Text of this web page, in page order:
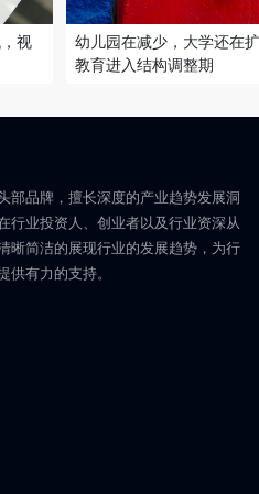
视
幼儿园在减少，大学还在
教育进入结构调整期
部品牌，擅长深度的产业趋势发展洞
行业投资人、创业者以及行业资深从
晰简洁的展现行业的发展趋势，为行
供有力的支持。